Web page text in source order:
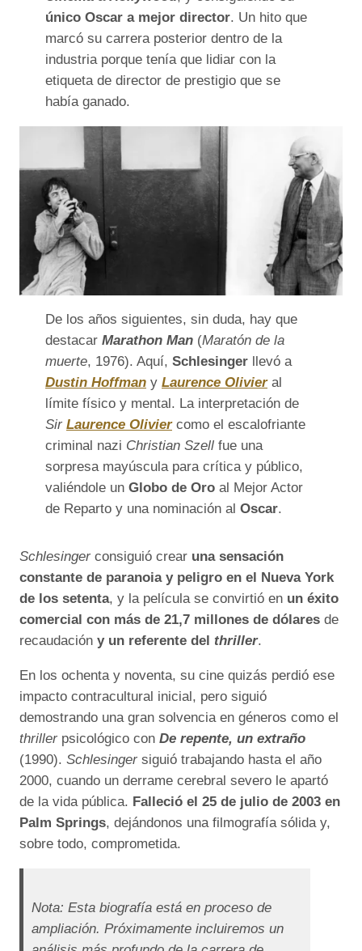
único Oscar a mejor director. Un hito que
marcó su carrera posterior dentro de la
industria porque tenía que lidiar con la
etiqueta de director de prestigio que se
había ganado.
De los años siguientes, sin duda, hay que
destacar Marathon Man (Maratón de la
muerte, 1976). Aquí, Schlesinger llevó a
Dustin Hoffman y Laurence Olivieral
límite físico y mental. La interpretación de
Sir Laurence Oliviercomo el escalofriante
criminal nazi Christian Szell fue una
sorpresa mayúscula para crítica y público,
valiéndole un Globo de Oro al Mejor Actor
de Reparto y una nominación al Oscar.
Schlesinger consiguió crear una sensación
constante de paranoia y peligro en el Nueva York
de los setenta, y la película se convirtió en un éxito
comercial con más de 21,7 millones de dólares de
recaudación y un referente del thriller.
En los ochenta y noventa, su cine quizás perdió ese
impacto contracultural inicial, pero siguió
demostrando una gran solvencia en géneros como el
thriller psicológico con De repente, un extraño
(1990). Schlesinger siguió trabajando hasta el año
2000, cuando un derrame cerebral severo le apartó
de la vida pública. Falleció el 25 de julio de 2003 en
Palm Springs, dejándonos una filmografía sólida y,
sobre todo, comprometida.
Nota: Esta biografía está en proceso de
ampliación. Próximamente incluiremos un